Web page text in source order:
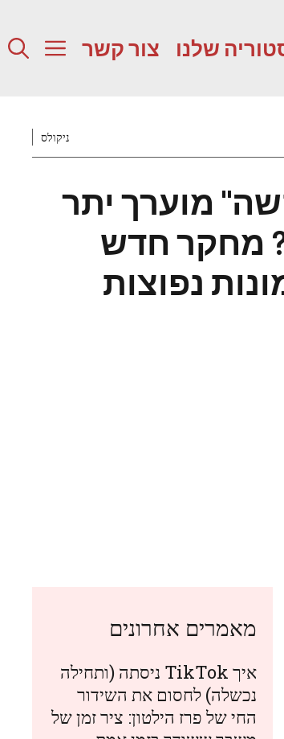
שלנו צור קשר
ניקולס
מוערך יתר
מחקר חדש
נפוצות
מאמרים אחרונים
איך TikTok ניסתה (ותחילה
נכשלה) לחסום את השידור
החי של פרז הילטון: ציר זמן של